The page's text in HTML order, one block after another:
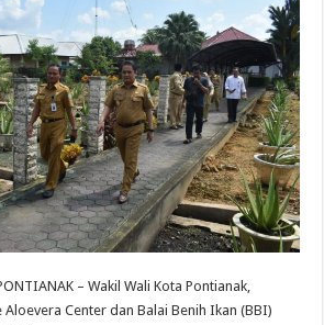
– Wakil Wali Kota Pontianak,
Center dan Balai Benih Ikan (BBI)